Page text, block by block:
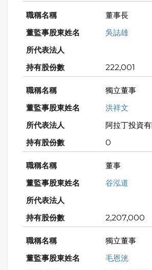
董事長
吳誌雄
222,001
獨立董事
洪祥文
阿拉丁投資
0
董事
谷泓道
2,207,000
獨立董事
毛恩洸